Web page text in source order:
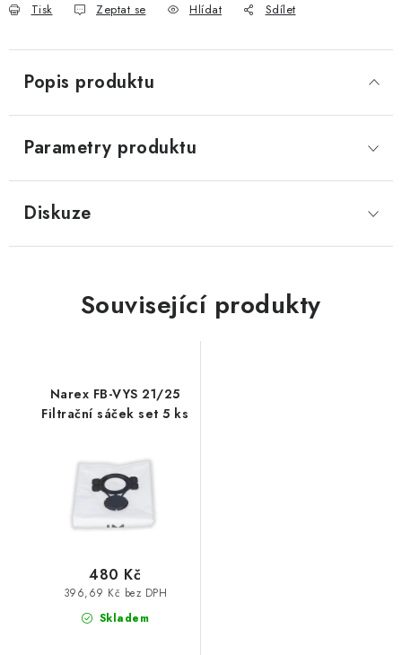
Tisk Zeptat se Hlídat Sdílet
Popis produktu
Parametry produktu
Diskuze
Související produkty
Narex FB-VYS 21/25
Filtrační sáček set 5 ks
Skladem
396,69 Kč bez DPH
480 Kč